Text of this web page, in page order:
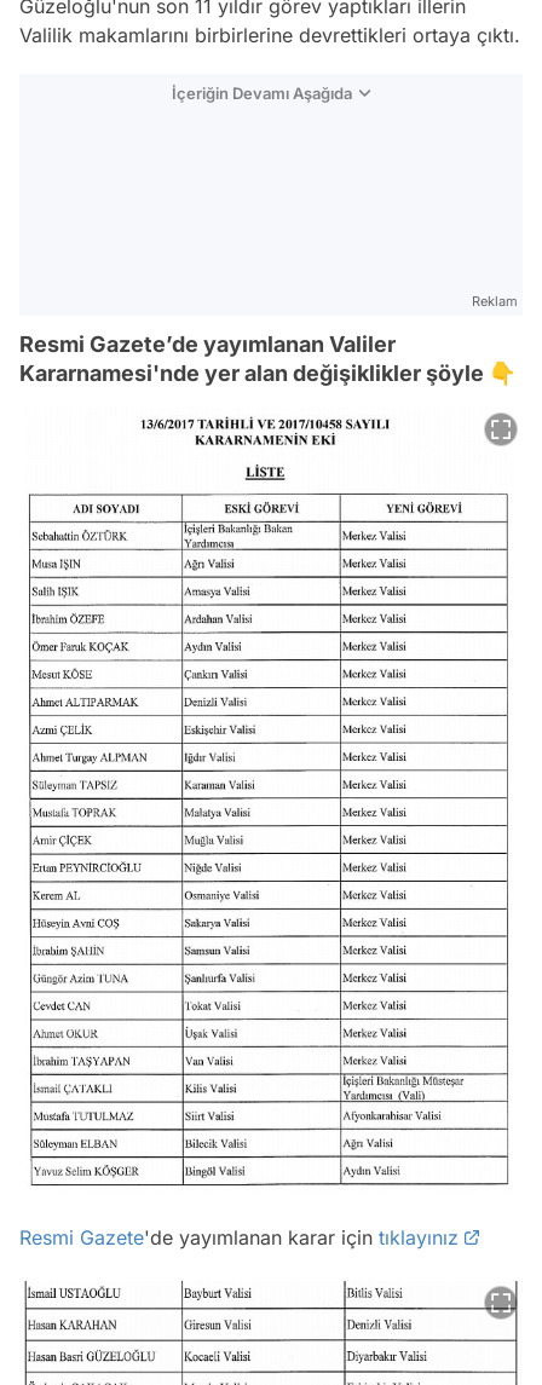
Güzeloğlu'nun son 11 yıldır görev yaptıkları illerin
Valilik makamlarını birbirlerine devrettikleri ortaya çıktı.
İçeriğin Devamı Aşağıda
Reklam
Resmi Gazete’de yayımlanan Valiler
Kararnamesi'nde yer alan değişiklikler şöyle 👇
Resmi Gazete'de yayımlanan karar için tıklayınız